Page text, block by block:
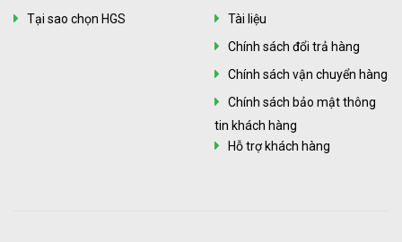
Tại sao chọn HGS
Tài liệu
Chính sách đổi trả hàng
Chính sách vận chuyển hàng
Chính sách bảo mật thông
tin khách hàng
Hỗ trợ khách hàng